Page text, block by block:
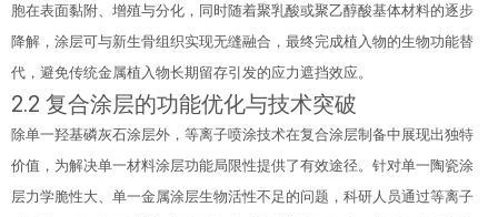
胞在表面黏附、增殖与分化，同时随着聚乳酸或聚乙醇酸基体材料的逐步
降解，涂层可与新生骨组织实现无缝融合，最终完成植入物的生物功能替
代，避免传统金属植入物长期留存引发的应力遮挡效应。
2.2 复合涂层的功能优化与技术突破
除单一羟基磷灰石涂层外，等离子喷涂技术在复合涂层制备中展现出独特
价值，为解决单一材料涂层功能局限性提供了有效途径。针对单一陶瓷涂
层力学脆性大、单一金属涂层生物活性不足的问题，科研人员通过等离子